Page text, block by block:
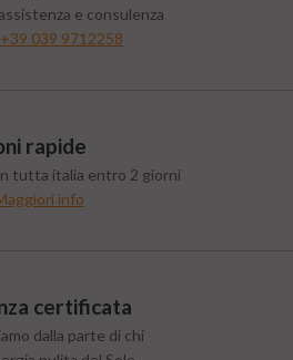
e consulenza
+39 039 9712258
rapide
tutta italia entro 2 giorni
info
certificata
dalla parte di chi